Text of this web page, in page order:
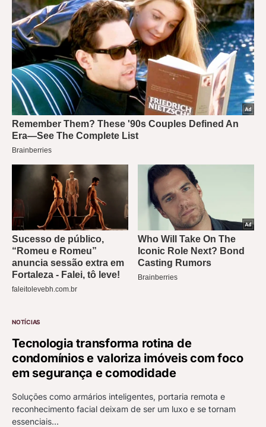
NOTÍCIAS
Tecnologia transforma rotina de
condomínios e valoriza imóveis com foco
em segurança e comodidade
Soluções como armários inteligentes, portaria remota e
reconhecimento facial deixam de ser um luxo e se tornam
essenciais…